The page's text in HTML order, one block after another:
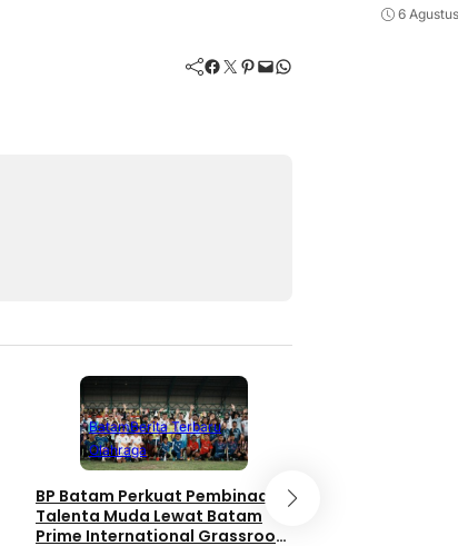
Facebook Twitter Pinterest Mail WhatsApp
BatamBerita Terbaru
Olahraga
BP Batam Perkuat Pembinaan
Talenta Muda Lewat Batam
Prime International Grassroot
6